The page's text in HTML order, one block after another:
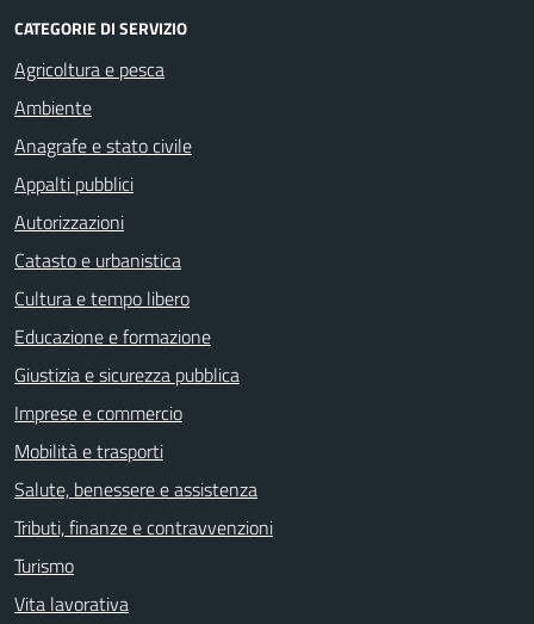
CATEGORIE DI SERVIZIO
Agricoltura e pesca
Ambiente
Anagrafe e stato civile
Appalti pubblici
Autorizzazioni
Catasto e urbanistica
Cultura e tempo libero
Educazione e formazione
Giustizia e sicurezza pubblica
Imprese e commercio
Mobilità e trasporti
Salute, benessere e assistenza
Tributi, finanze e contravvenzioni
Turismo
Vita lavorativa